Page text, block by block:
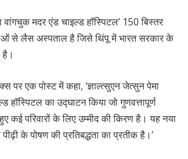
वांगचुक मदर एंड चाइल्ड हॉस्पिटल’ 150 बिस्तर
से लैस अस्पताल है जिसे थिंपू में भारत सरकार के
पर एक पोस्ट में कहा, ‘ज्ञाल्त्सुएन जेत्सुन पेमा
हॉस्पिटल का उद्घाटन किया जो गुणवत्तापूर्ण
कई परिवारों के लिए उम्मीद की किरण है। यह नया
के पोषण की प्रतिबद्धता का प्रतीक है।’